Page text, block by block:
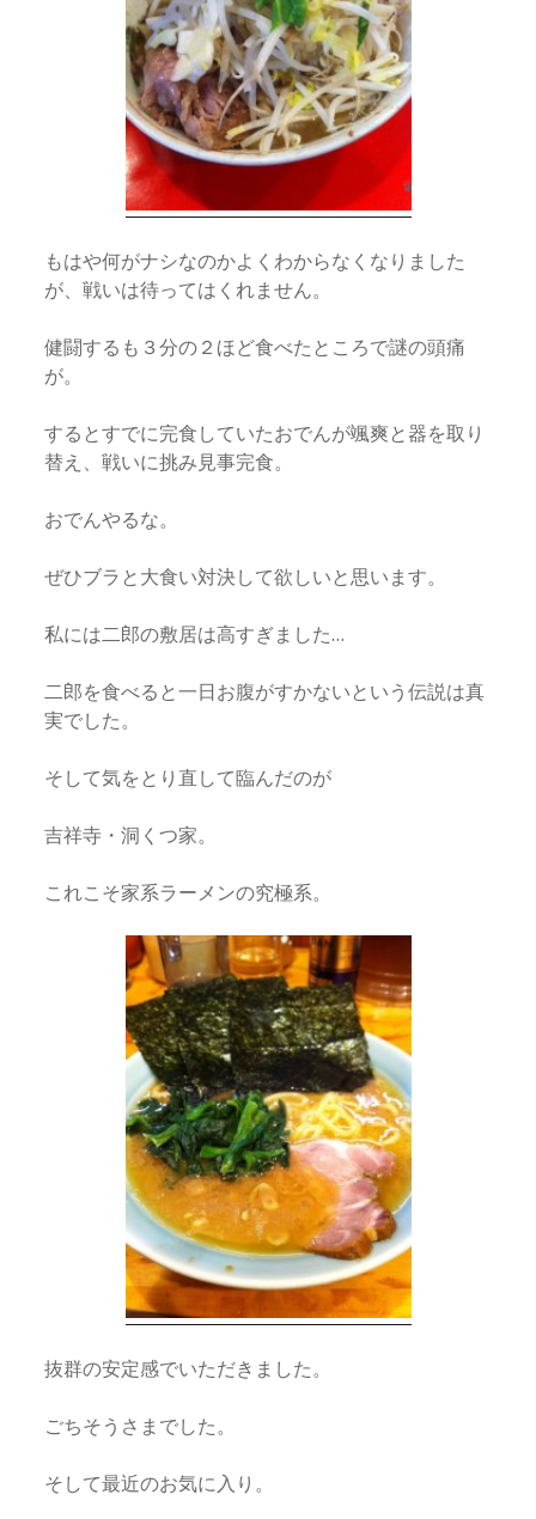
もはや何がナシなのかよくわからなくなりました
が、戦いは待ってはくれません。
健闘するも３分の２ほど食べたところで謎の頭痛
が。
するとすでに完食していたおでんが颯爽と器を取り
替え、戦いに挑み見事完食。
おでんやるな。
ぜひブラと大食い対決して欲しいと思います。
私には二郎の敷居は高すぎました…
二郎を食べると一日お腹がすかないという伝説は真
実でした。
そして気をとり直して臨んだのが
吉祥寺・洞くつ家。
これこそ家系ラーメンの究極系。
抜群の安定感でいただきました。
ごちそうさまでした。
そして最近のお気に入り。